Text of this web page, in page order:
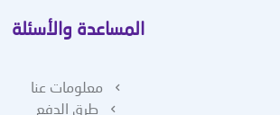
المساعدة والأسئلة
معلومات عنا
طرق الدفع